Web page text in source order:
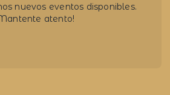
nuevos eventos disponibles.
atento!